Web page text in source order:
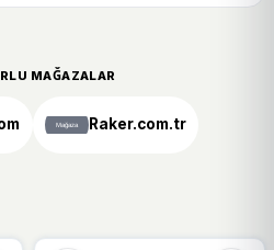
MAĞAZALAR
Raker.com.tr